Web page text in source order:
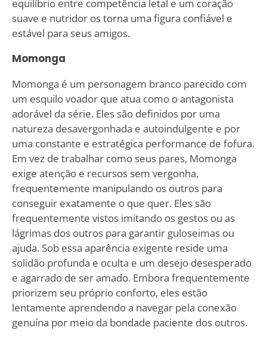
equilíbrio entre competência letal e um coração
suave e nutridor os torna uma figura confiável e
estável para seus amigos.
Momonga
Momonga é um personagem branco parecido com
um esquilo voador que atua como o antagonista
adorável da série. Eles são definidos por uma
natureza desavergonhada e autoindulgente e por
uma constante e estratégica performance de fofura.
Em vez de trabalhar como seus pares, Momonga
exige atenção e recursos sem vergonha,
frequentemente manipulando os outros para
conseguir exatamente o que quer. Eles são
frequentemente vistos imitando os gestos ou as
lágrimas dos outros para garantir guloseimas ou
ajuda. Sob essa aparência exigente reside uma
solidão profunda e oculta e um desejo desesperado
e agarrado de ser amado. Embora frequentemente
priorizem seu próprio conforto, eles estão
lentamente aprendendo a navegar pela conexão
genuína por meio da bondade paciente dos outros.